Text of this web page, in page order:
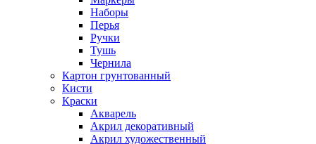
Наборы
Перья
Ручки
Тушь
Чернила
Картон грунтованный
Кисти
Краски
Акварель
Акрил декоративный
Акрил художественный